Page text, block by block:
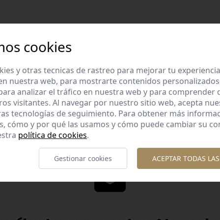
garantizada
con esmero la calidad de
productos.
Diseños
Diseños originales y
te gusta.
cookies
y otras tecnicas de rastreo para mejorar tu
nuestra web, para mostrarte contenidos
analizar el tráfico en nuestra web y para comprender
visitantes. Al navegar por nuestro sitio web, acepta
tecnologías de seguimiento. Para obtener más
cómo y por qué las usamos y cómo puede cambiar su
política de cookies.
Gestionar cookies ACEPTAR TODAS